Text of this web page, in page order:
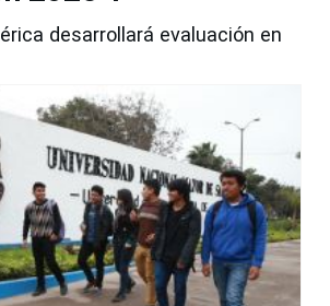
desarrollará evaluación en